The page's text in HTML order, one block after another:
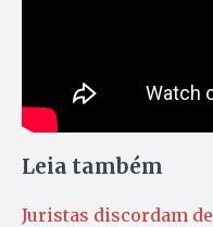
Leia também
Juristas discordam